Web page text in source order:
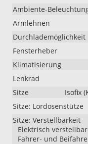
Ambiente-
Armlehnen
Durchlademöglichkeit
Fensterheber
Klimatisierung
Lenkrad
Sitze
Isofix
Sitze: Lordosenstütze
Sitze: Verstellbarkeit
Elektrisch
Fahrer- und